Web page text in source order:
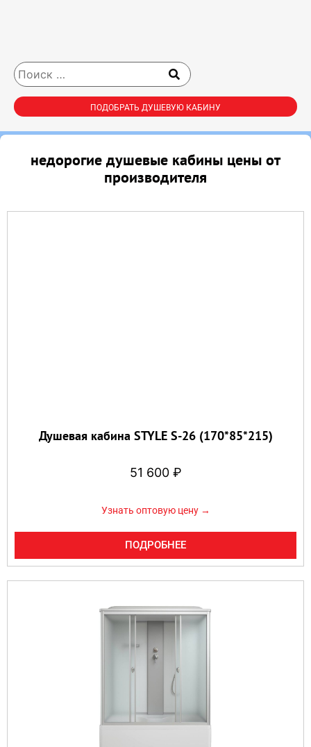
ПОДОБРАТЬ ДУШЕВУЮ КАБИНУ
недорогие душевые кабины цены от
производителя
Душевая кабина STYLE S-26 (170*85*215)
51 600 ₽
Узнать оптовую цену →
ПОДРОБНЕЕ